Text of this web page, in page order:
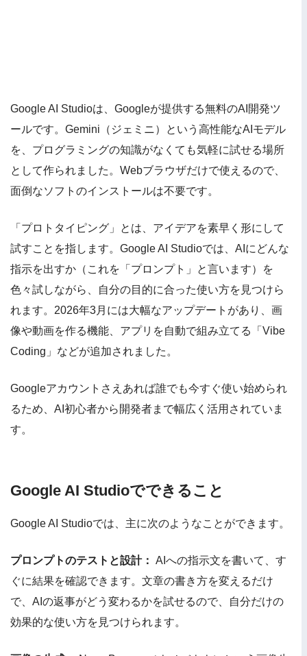
Google AI Studioは、Googleが提供する無料のAI開発ツ
ールです。Gemini（ジェミニ）という高性能なAIモデル
を、プログラミングの知識がなくても気軽に試せる場所
として作られました。Webブラウザだけで使えるので、
面倒なソフトのインストールは不要です。
「プロトタイピング」とは、アイデアを素早く形にして
試すことを指します。Google AI Studioでは、AIにどんな
指示を出すか（これを「プロンプト」と言います）を
色々試しながら、自分の目的に合った使い方を見つけら
れます。2026年3月には大幅なアップデートがあり、画
像や動画を作る機能、アプリを自動で組み立てる「Vibe
Coding」などが追加されました。
Googleアカウントさえあれば誰でも今すぐ使い始められ
るため、AI初心者から開発者まで幅広く活用されていま
す。
Google AI Studioでできること
Google AI Studioでは、主に次のようなことができます。
プロンプトのテストと設計： AIへの指示文を書いて、す
ぐに結果を確認できます。文章の書き方を変えるだけ
で、AIの返事がどう変わるかを試せるので、自分だけの
効果的な使い方を見つけられます。